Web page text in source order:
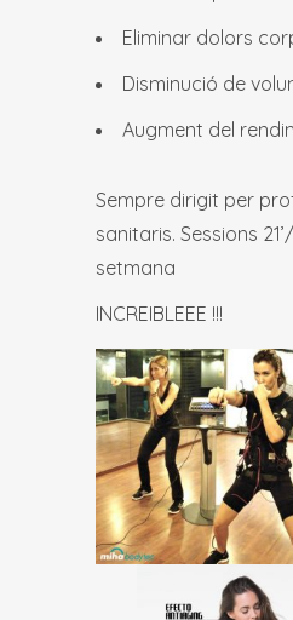
Eliminar dolors
Disminució de
Augment del
Sempre dirigit per
sanitaris. Sessions
setmana
INCREIBLEEE !!!